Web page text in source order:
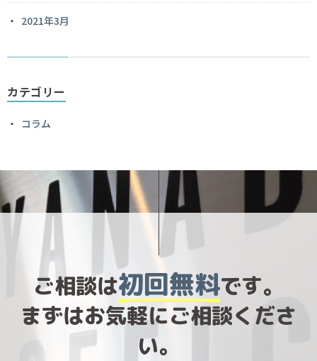
2021年3月
カテゴリー
コラム
ご相談は初回無料です。
まずはお気軽にご相談くださ
い。